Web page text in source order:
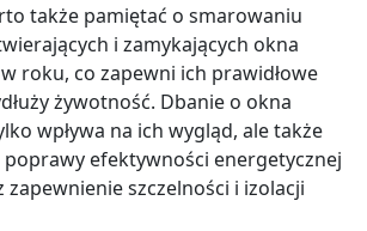
także pamiętać o smarowaniu
i zamykających okna
roku, co zapewni ich prawidłowe
żywotność. Dbanie o okna
wpływa na ich wygląd, ale także
poprawy efektywności energetycznej
szczelności i izolacji